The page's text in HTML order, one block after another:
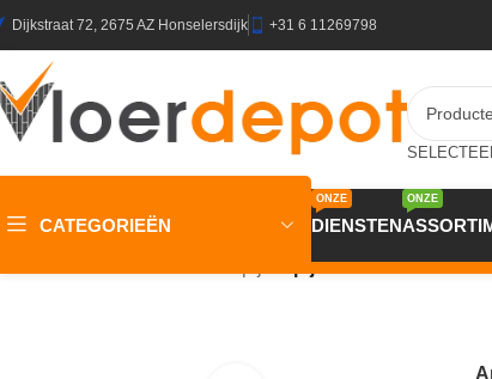
Dijkstraat 72, 2675 AZ Honselersdijk +31 6 11269798
CATEGORIEËN DIENSTEN
ONZE ONZE
Tapijt Macarena 24